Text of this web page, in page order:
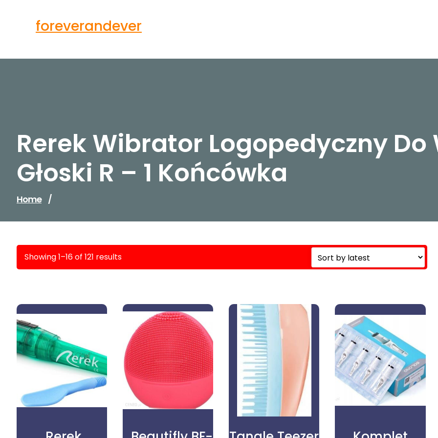
foreverandever
Rerek Wibrator Logopedyczny Do
Głoski R – 1 Końcówka
Home /
Showing 1–16 of 121 results